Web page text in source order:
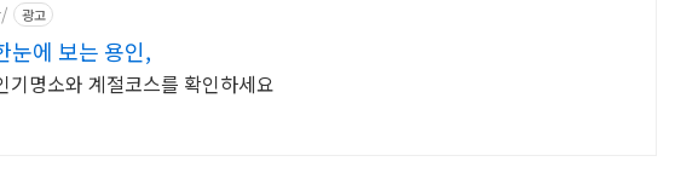
광고
눈에 보는 용인,
기명소와 계절코스를 확인하세요